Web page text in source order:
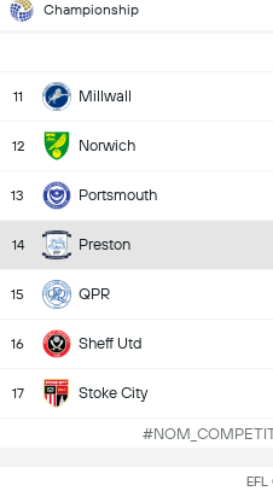
Championship
11 Millwall
12 Norwich
13 Portsmouth
14 Preston
15 QPR
16 Sheff Utd
17 Stoke City
EFL